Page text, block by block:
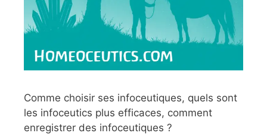
Comme choisir ses infoceutiques, quels sont
les infoceutics plus efficaces, comment
enregistrer des infoceutiques ?